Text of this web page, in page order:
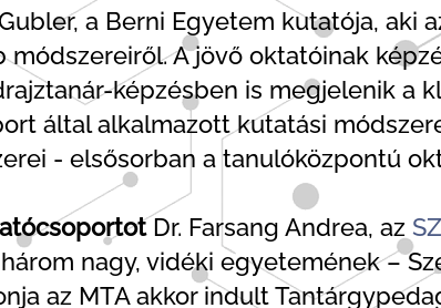
a Berni Egyetem kutatója, aki
A jövő oktatóinak
képzésben is megjelenik a
által alkalmazott kutatási
- elsősorban a tanulóközpontú
Dr. Farsang Andrea, az
nagy, vidéki egyetemének –
az MTA akkor indult